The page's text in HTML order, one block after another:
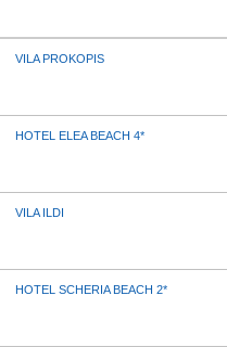
VILA PROKOPIS
HOTEL ELEA BEACH 4*
VILA ILDI
HOTEL SCHERIA BEACH 2*